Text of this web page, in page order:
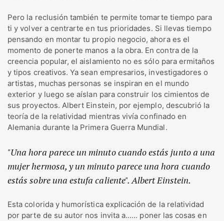
Pero la reclusión también te permite tomarte tiempo para
ti y volver a centrarte en tus prioridades. Si llevas tiempo
pensando en montar tu propio negocio, ahora es el
momento de ponerte manos a la obra. En contra de la
creencia popular, el aislamiento no es sólo para ermitaños
y tipos creativos. Ya sean empresarios, investigadores o
artistas, muchas personas se inspiran en el mundo
exterior y luego se aíslan para construir los cimientos de
sus proyectos. Albert Einstein, por ejemplo, descubrió la
teoría de la relatividad mientras vivía confinado en
Alemania durante la Primera Guerra Mundial.
"Una hora parece un minuto cuando estás junto a una
mujer hermosa, y un minuto parece una hora cuando
estás sobre una estufa caliente". Albert Einstein.
Esta colorida y humorística explicación de la relatividad
por parte de su autor nos invita a...... poner las cosas en